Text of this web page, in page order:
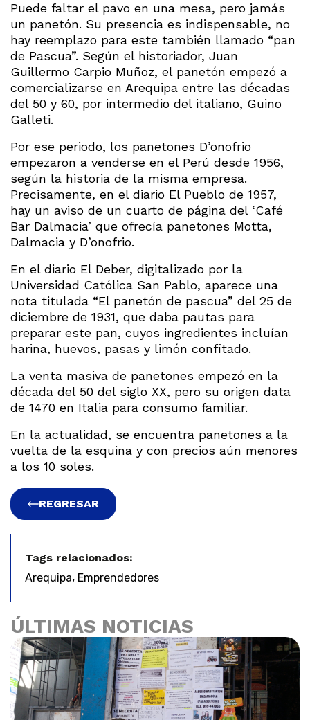
Puede faltar el pavo en una mesa, pero jamás
un panetón. Su presencia es indispensable, no
hay reemplazo para este también llamado “pan
de Pascua”. Según el historiador, Juan
Guillermo Carpio Muñoz, el panetón empezó a
comercializarse en Arequipa entre las décadas
del 50 y 60, por intermedio del italiano, Guino
Galleti.
Por ese periodo, los panetones D’onofrio
empezaron a venderse en el Perú desde 1956,
según la historia de la misma empresa.
Precisamente, en el diario El Pueblo de 1957,
hay un aviso de un cuarto de página del ‘Café
Bar Dalmacia’ que ofrecía panetones Motta,
Dalmacia y D’onofrio.
En el diario El Deber, digitalizado por la
Universidad Católica San Pablo, aparece una
nota titulada “El panetón de pascua” del 25 de
diciembre de 1931, que daba pautas para
preparar este pan, cuyos ingredientes incluían
harina, huevos, pasas y limón confitado.
La venta masiva de panetones empezó en la
década del 50 del siglo XX, pero su origen data
de 1470 en Italia para consumo familiar.
En la actualidad, se encuentra panetones a la
vuelta de la esquina y con precios aún menores
a los 10 soles.
REGRESAR
Tags relacionados:
Arequipa, Emprendedores
ÚLTIMAS NOTICIAS